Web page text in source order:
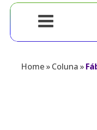
Home»Coluna »